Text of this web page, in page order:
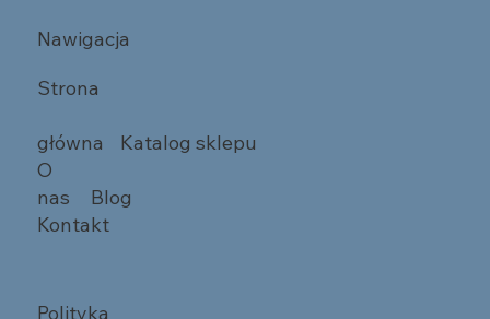
Nawigacja
Strona
główna
Katalog sklepu
O
nas
Blog
Kontakt
Polityka